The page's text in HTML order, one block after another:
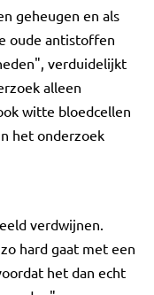
geheugen en als
oude antistoffen
verduidelijkt
alleen
witte bloedcellen
het onderzoek
verdwijnen.
hard gaat met een
het dan echt